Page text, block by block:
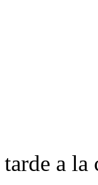
tarde a la